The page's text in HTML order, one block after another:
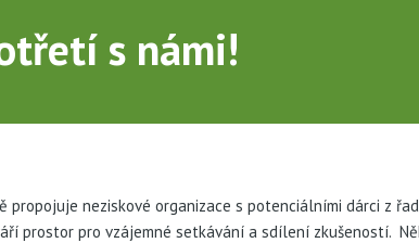
s námi!
neziskové organizace s potenciálními dárci z
prostor pro vzájemné setkávání a sdílení zkušeností.